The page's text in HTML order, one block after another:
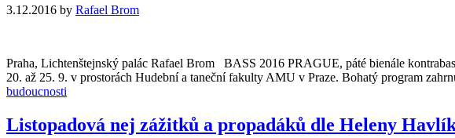
3.12.2016 by Rafael Brom
Praha, Lichtenštejnský palác Rafael Brom BASS 2016 PRAGUE, páté bienále
20. až 25. 9. v prostorách Hudební a taneční fakulty AMU v Praze. Bohatý program
budoucnosti
Listopadová nej zážitků a propadáků dle Heleny